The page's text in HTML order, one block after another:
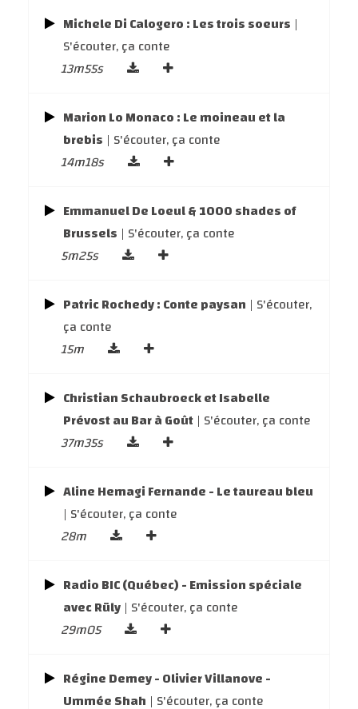
Michele Di Calogero : Les trois soeurs |
S'écouter, ça conte
13m55s
Marion Lo Monaco : Le moineau et la
brebis | S'écouter, ça conte
14m18s
Emmanuel De Loeul & 1000 shades of
Brussels | S'écouter, ça conte
5m25s
Patric Rochedy : Conte paysan | S'écouter,
ça conte
15m
Christian Schaubroeck et Isabelle
Prévost au Bar à Goût | S'écouter, ça conte
37m35s
Aline Hemagi Fernande - Le taureau bleu
| S'écouter, ça conte
28m
Radio BIC (Québec) - Emission spéciale
avec Rüly | S'écouter, ça conte
29m05
Régine Demey - Olivier Villanove -
Ummée Shah | S'écouter, ça conte